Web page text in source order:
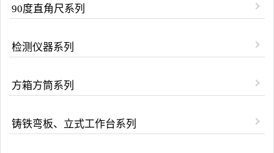
90度直角尺系列
检测仪器系列
方箱方筒系列
铸铁弯板、立式工作台系列